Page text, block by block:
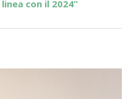
con il 2024”